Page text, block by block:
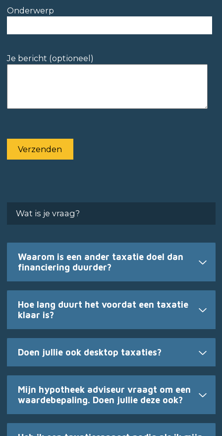
Onderwerp
Je bericht (optioneel)
Waarom is een ander taxatie doel dan
financiering duurder?
Hoe lang duurt het voordat een taxatie
klaar is?
Doen jullie ook desktop taxaties?
Mijn hypotheek adviseur vraagt om een
waardebepaling. Doen jullie deze ook?